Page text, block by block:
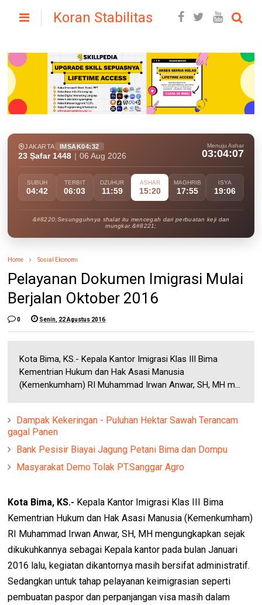
Koran Stabilitas
JAKARTA IMSAK04:32
23 Ṣafar 1448 06 Aug 2026
Menuju Ashar
03:04:05
SUBUH
04:42
TERBIT
06:03
DZUHUR
11:59
ASHAR
15:20
MAGHRIB
17:55
ISYA
19:06
&#8220;Sesungguhnya shalat itu mencegah dari perbuatan keji dan
mungkar.&#8221;
Home Sosial Ekonomi
Pelayanan Dokumen Imigrasi Mulai
Berjalan Oktober 2016
0 Senin, 22 Agustus 2016
Kota Bima, KS.- Kepala Kantor Imigrasi Klas III Bima
Kementrian Hukum dan Hak Asasi Manusia
(Kemenkumham) RI Muhammad Irwan Anwar, SH, MH m...
Dampak Kekeringan - Puluhan Hektar Sawah Terancam
gagal Panen
Bank Pesisir Biayai Jagung Petani Bima dan Dompu
Masyarakat Demo Tolak PT.Sanggar Agro
Kota Bima, KS.- Kepala Kantor Imigrasi Klas III Bima
Kementrian Hukum dan Hak Asasi Manusia (Kemenkumham)
RI Muhammad Irwan Anwar, SH, MH mengungkapkan sejak
dikukuhkannya sebagai Kepala kantor pada bulan Januari
2016 lalu, kegiatan dikantornya masih bersifat administratif.
Sedangkan untuk tahap pelayanan keimigrasian seperti
pembuatan paspor dan perpanjangan visa masih dalam